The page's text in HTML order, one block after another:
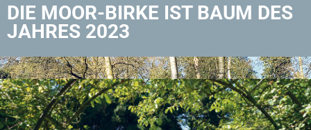
DIE MOOR-BIRKE IST BAUM DES
JAHRES 2023